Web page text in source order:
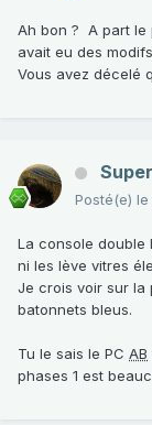
Ah bon ? A part le
avait eu des
Vous avez décelé
Posté(e) le
La console double
ni les lève vitres
Je crois voir sur la
batonnets bleus.
Tu le sais le PC AB
phases 1 est